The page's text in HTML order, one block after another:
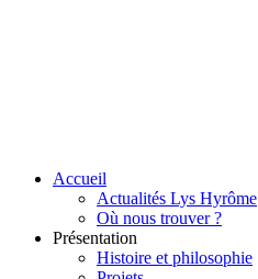
Accueil
Actualités Lys Hyrôme
Où nous trouver ?
Présentation
Histoire et philosophie